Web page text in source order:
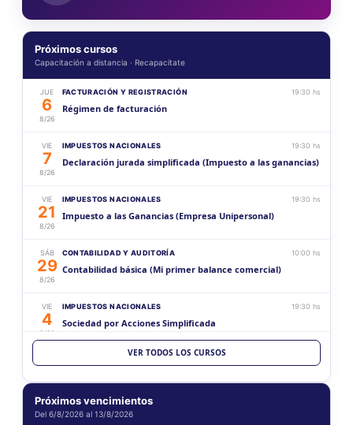
Próximos cursos
Capacitación a distancia · Recapacitate
JUE
6
8/26
FACTURACIÓN Y REGISTRACIÓN 19:30 hs
Régimen de facturación
VIE
7
8/26
IMPUESTOS NACIONALES 19:30 hs
Declaración jurada simplificada (Impuesto a las ganancias)
VIE
21
8/26
IMPUESTOS NACIONALES 19:30 hs
Impuesto a las Ganancias (Empresa Unipersonal)
SÁB
29
8/26
CONTABILIDAD Y AUDITORÍA 10:00 hs
Contabilidad básica (Mi primer balance comercial)
VIE
4
9/26
IMPUESTOS NACIONALES 19:30 hs
Sociedad por Acciones Simplificada
19:30 hs
VER TODOS LOS CURSOS
Próximos vencimientos
Del 6/8/2026 al 13/8/2026